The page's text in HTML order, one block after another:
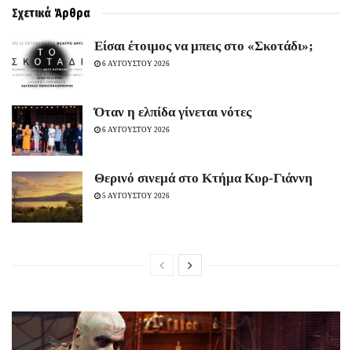
Σχετικά Άρθρα
Είσαι έτοιμος να μπεις στο «Σκοτάδι»;
6 ΑΥΓΟΥΣΤΟΥ 2026
Όταν η ελπίδα γίνεται νότες
6 ΑΥΓΟΥΣΤΟΥ 2026
Θερινό σινεμά στο Κτήμα Κυρ-Γιάννη
5 ΑΥΓΟΥΣΤΟΥ 2026